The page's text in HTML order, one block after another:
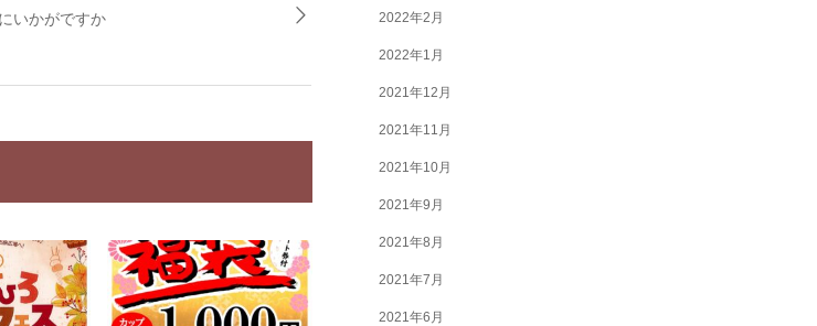
いかがですか 2022年2月
2022年1月
2021年12月
2021年11月
2021年10月
2021年9月
2021年8月
2021年7月
2021年6月